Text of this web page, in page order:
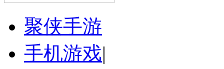
聚侠手游
手机游戏|